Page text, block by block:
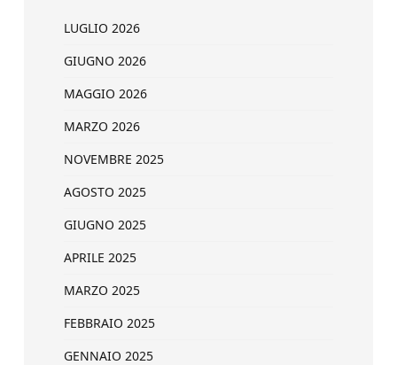
LUGLIO 2026
GIUGNO 2026
MAGGIO 2026
MARZO 2026
NOVEMBRE 2025
AGOSTO 2025
GIUGNO 2025
APRILE 2025
MARZO 2025
FEBBRAIO 2025
GENNAIO 2025